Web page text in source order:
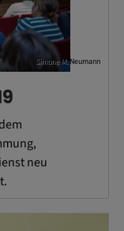
Simone M. Neumann
neu